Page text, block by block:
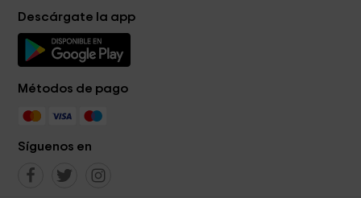
Descárgate la app
Métodos de pago
Síguenos en